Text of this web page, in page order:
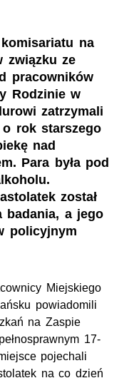
na
związku ze
pracowników
Rodzinie w
zatrzymali
rok starszego
nad
Para była pod
został
badania, a jego
policyjnym
Miejskiego
powiadomili
na Zaspie
17-
pojechali
na co dzień